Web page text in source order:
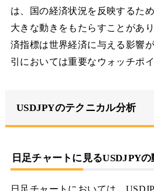
は、国の経済状況を反映するた
大きな動きをもたらすことがあ
済指標は世界経済に与える影響
引においては重要なウォッチポイ
USDJPYのテクニカル分析
日足チャートに見るUSDJPYの